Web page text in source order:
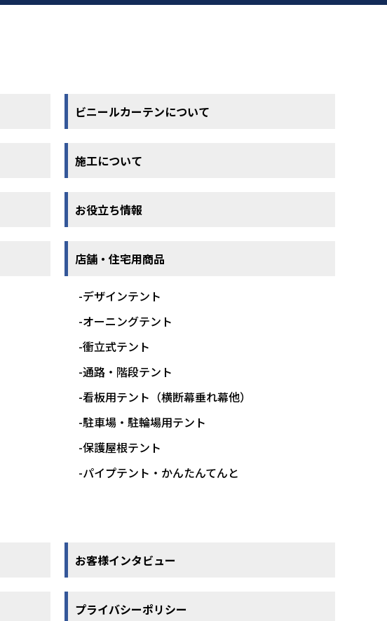
ビニールカーテンについて
施工について
お役立ち情報
店舗・住宅用商品
-デザインテント
-オーニングテント
-衝立式テント
-通路・階段テント
-看板用テント（横断幕垂れ幕他）
-駐車場・駐輪場用テント
-保護屋根テント
-パイプテント・かんたんてんと
お客様インタビュー
プライバシーポリシー